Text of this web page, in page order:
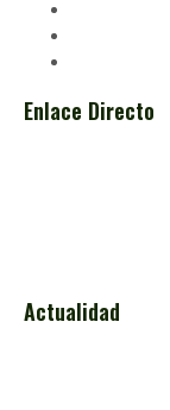
Enlace Directo
Actualidad